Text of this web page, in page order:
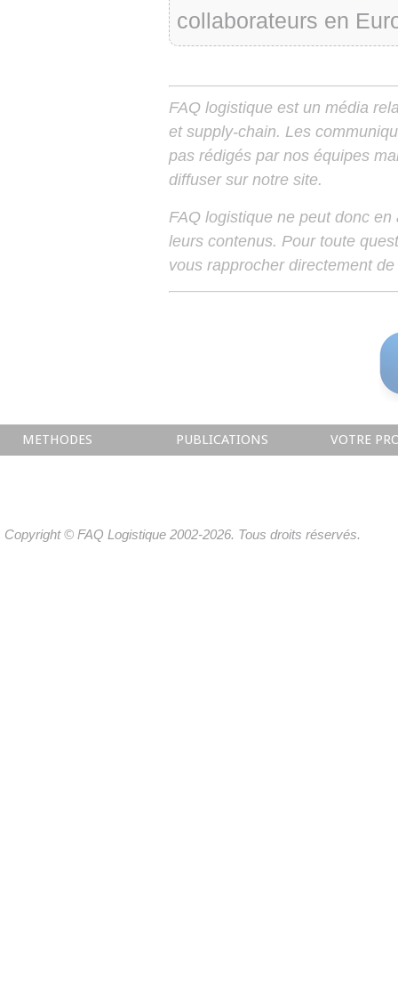
collaborateurs en
FAQ logistique est un média
et supply-chain. Les
pas rédigés par nos équipes
diffuser sur notre site.
FAQ logistique ne peut donc
leurs contenus. Pour toute
vous rapprocher directement
METHODES PUBLICATIONS VOTRE
Copyright © FAQ Logistique 2002-2026. Tous droits réservés.